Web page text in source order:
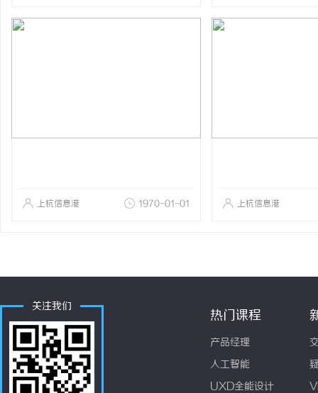
上杭信息港 1970-01-01 上杭信息港
关注我们
热门课程
产品经理
人工智能
UXD全能设计